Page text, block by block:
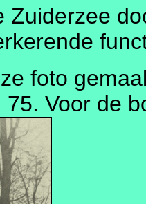
Zuiderzee
foto
Voor de